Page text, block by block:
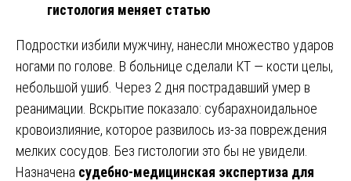
гистология меняет статью
Подростки избили мужчину, нанесли множество ударов
ногами по голове. В больнице сделали КТ — кости целы,
небольшой ушиб. Через 2 дня пострадавший умер в
реанимации. Вскрытие показало: субарахноидальное
кровоизлияние, которое развилось из-за повреждения
мелких сосудов. Без гистологии это бы не увидели.
Назначена судебно-медицинская экспертиза для